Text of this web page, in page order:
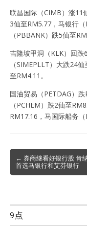
联昌国际（CIMB）涨11
3仙至RM5.77，马银行
（PBBANK）跌5仙至
吉隆坡甲洞（KLK）回
（SIMEPLLT）大跌24
至RM4.11。
国油贸易（PETDAG）
（PCHEM）跌2仙至
RM17.16，马国际船务（
Post
navigation
← 券商继看好银行股 肯
首选马银行和艾芬银行
9点